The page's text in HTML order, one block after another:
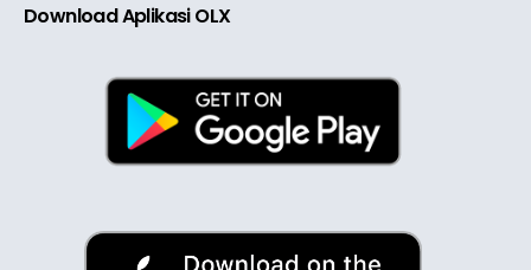
Download Aplikasi OLX